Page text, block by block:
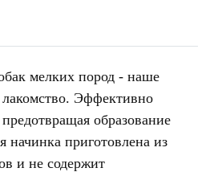
мелких пород - наше
Эффективно
образование
начинка приготовлена из
и не содержит